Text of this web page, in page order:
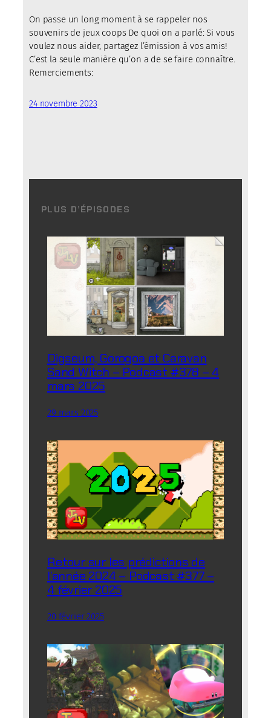
On passe un long moment à se rappeler nos
souvenirs de jeux coops De quoi on a parlé: Si vous
voulez nous aider, partagez l’émission à vos amis!
C’est la seule manière qu’on a de se faire connaître.
Remerciements:
24 novembre 2023
PLUS D’ÉPISODES
Digseum, Gorogoa et Caravan
Sand Witch – Podcast #378 – 4
mars 2025
29 mars 2025
Retour sur les prédictions de
l’année 2024 – Podcast #377 –
4 février 2025
20 février 2025